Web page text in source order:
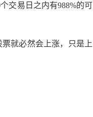
交易日之内有988%的可
就必然会上涨，只是上